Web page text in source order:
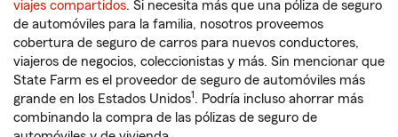
viajes compartidos. Si necesita más que una póliza de seguro
de automóviles para la familia, nosotros proveemos
cobertura de seguro de carros para nuevos conductores,
viajeros de negocios, coleccionistas y más. Sin mencionar que
State Farm es el proveedor de seguro de automóviles más
grande en los Estados Unidos1. Podría incluso ahorrar más
combinando la compra de las pólizas de seguro de